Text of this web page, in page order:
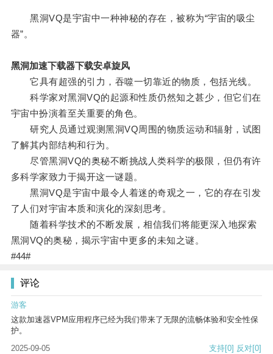
黑洞VQ是宇宙中一种神秘的存在，被称为“宇宙的吸尘
器”。
黑洞加速下载器下载安卓旋风
它具有超强的引力，吞噬一切靠近的物质，包括光线。
科学家对黑洞VQ的起源和性质仍然知之甚少，但它们在
宇宙中扮演着至关重要的角色。
研究人员通过观测黑洞VQ周围的物质运动和辐射，试图
了解其内部结构和行为。
尽管黑洞VQ的奥秘不断挑战人类科学的极限，但仍有许
多科学家致力于揭开这一谜题。
黑洞VQ是宇宙中最令人着迷的奇观之一，它的存在引发
了人们对宇宙本质和演化的深刻思考。
随着科学技术的不断发展，相信我们将能更深入地探索
黑洞VQ的奥秘，揭示宇宙中更多的未知之谜。
#44#
评论
游客
这款加速器VPM应用程序已经为我们带来了无限的流畅体验和安全性保
护。
2025-09-05
支持[0] 反对[0]